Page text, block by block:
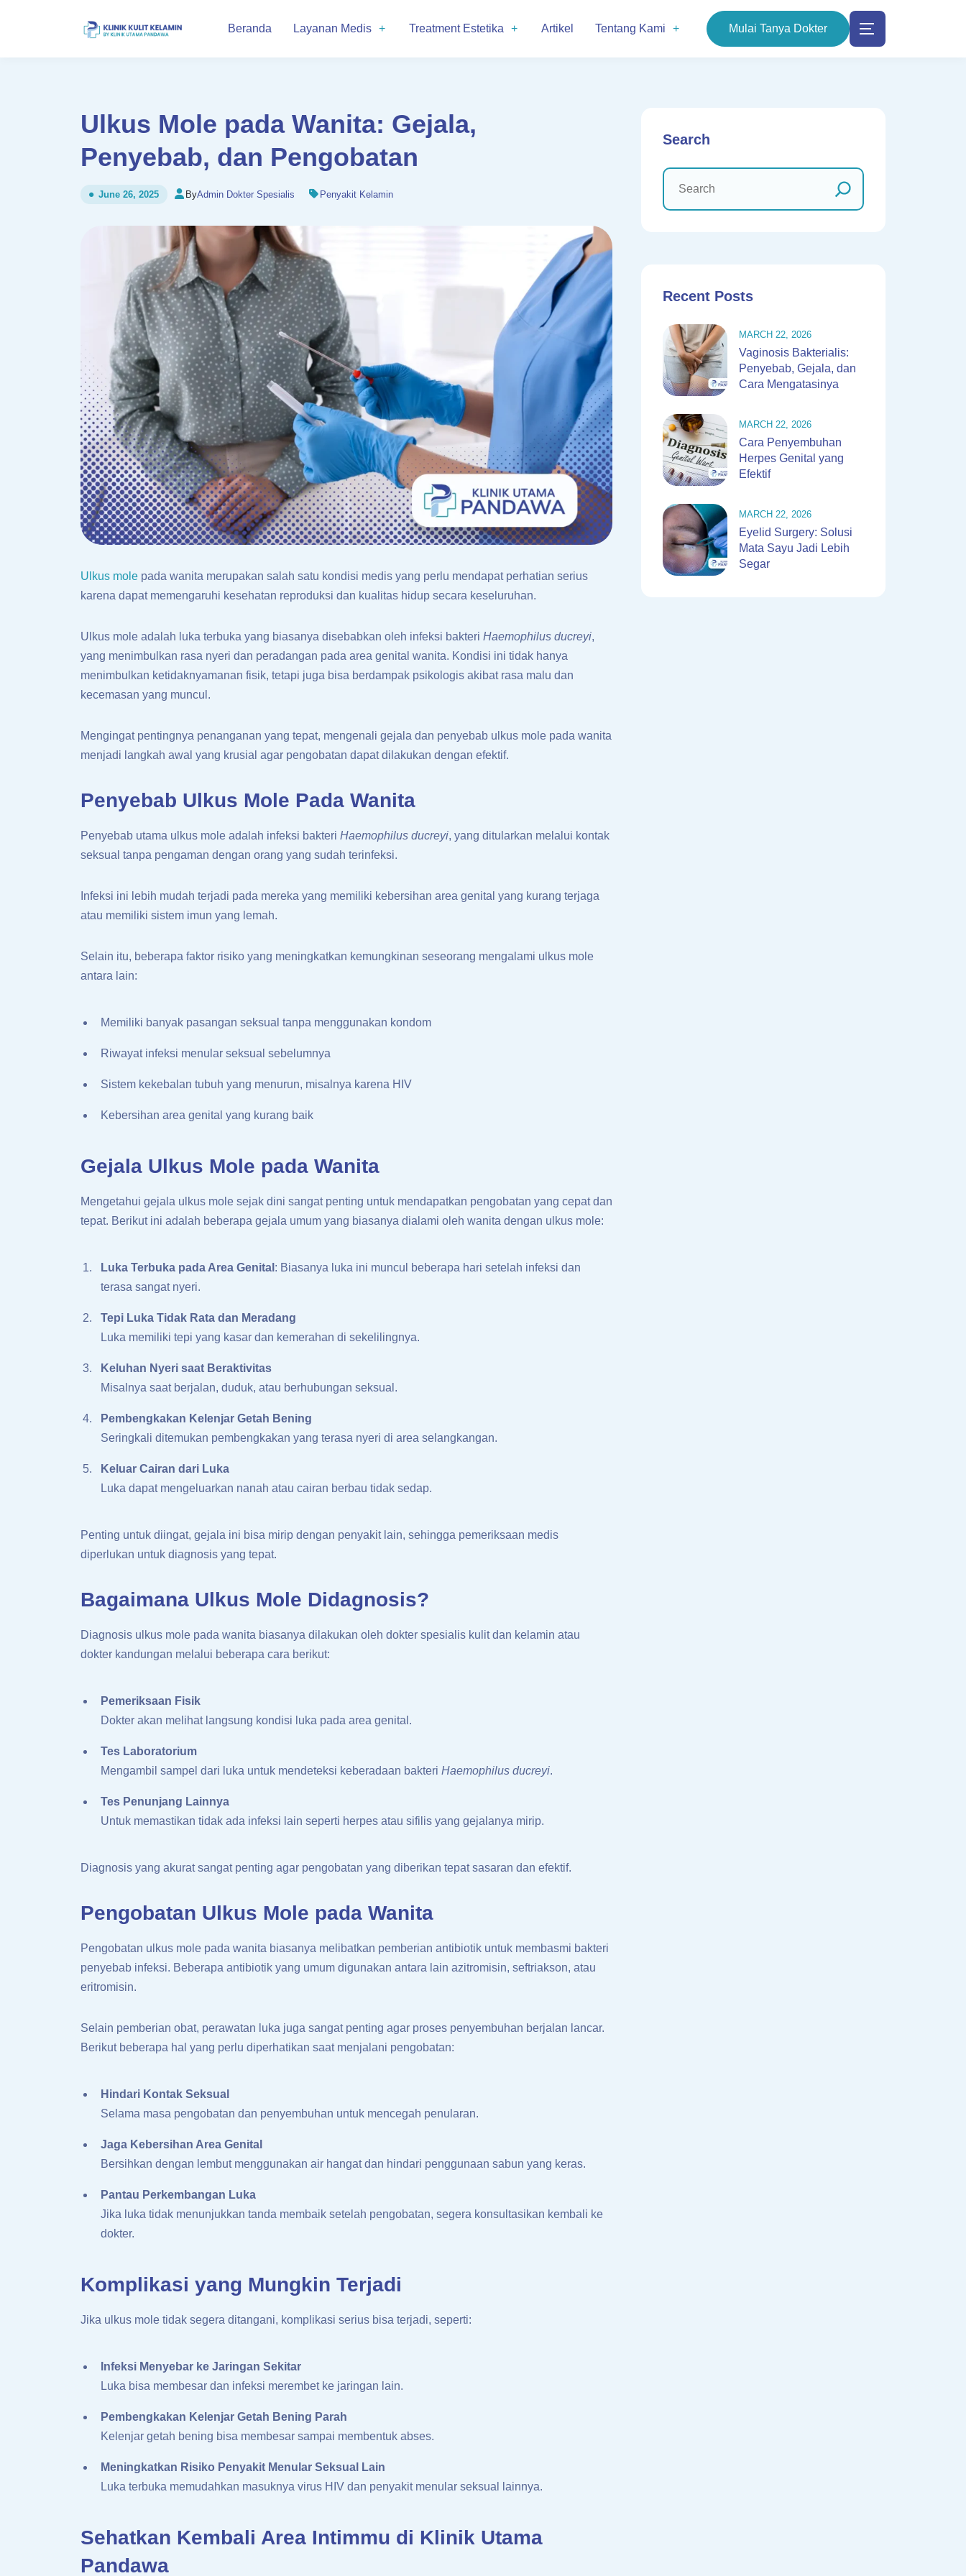
Beranda Layanan Medis Treatment Estetika Artikel Tentang Kami Mulai Tanya Dokter
Ulkus Mole pada Wanita: Gejala,
Penyebab, dan Pengobatan
June 26, 2025 ByAdmin Dokter Spesialis Penyakit Kelamin
Ulkus mole pada wanita merupakan salah satu kondisi medis yang perlu mendapat perhatian serius
karena dapat memengaruhi kesehatan reproduksi dan kualitas hidup secara keseluruhan.
Ulkus mole adalah luka terbuka yang biasanya disebabkan oleh infeksi bakteri Haemophilus ducreyi,
yang menimbulkan rasa nyeri dan peradangan pada area genital wanita. Kondisi ini tidak hanya
menimbulkan ketidaknyamanan fisik, tetapi juga bisa berdampak psikologis akibat rasa malu dan
kecemasan yang muncul.
Mengingat pentingnya penanganan yang tepat, mengenali gejala dan penyebab ulkus mole pada wanita
menjadi langkah awal yang krusial agar pengobatan dapat dilakukan dengan efektif.
Penyebab Ulkus Mole Pada Wanita
Penyebab utama ulkus mole adalah infeksi bakteri Haemophilus ducreyi, yang ditularkan melalui kontak
seksual tanpa pengaman dengan orang yang sudah terinfeksi.
Infeksi ini lebih mudah terjadi pada mereka yang memiliki kebersihan area genital yang kurang terjaga
atau memiliki sistem imun yang lemah.
Selain itu, beberapa faktor risiko yang meningkatkan kemungkinan seseorang mengalami ulkus mole
antara lain:
Memiliki banyak pasangan seksual tanpa menggunakan kondom
Riwayat infeksi menular seksual sebelumnya
Sistem kekebalan tubuh yang menurun, misalnya karena HIV
Kebersihan area genital yang kurang baik
Gejala Ulkus Mole pada Wanita
Mengetahui gejala ulkus mole sejak dini sangat penting untuk mendapatkan pengobatan yang cepat dan
tepat. Berikut ini adalah beberapa gejala umum yang biasanya dialami oleh wanita dengan ulkus mole:
Luka Terbuka pada Area Genital : Biasanya luka ini muncul beberapa hari setelah infeksi dan
terasa sangat nyeri.
Tepi Luka Tidak Rata dan Meradang
Luka memiliki tepi yang kasar dan kemerahan di sekelilingnya.
Keluhan Nyeri saat Beraktivitas
Misalnya saat berjalan, duduk, atau berhubungan seksual.
Pembengkakan Kelenjar Getah Bening
Seringkali ditemukan pembengkakan yang terasa nyeri di area selangkangan.
Keluar Cairan dari Luka
Luka dapat mengeluarkan nanah atau cairan berbau tidak sedap.
Penting untuk diingat, gejala ini bisa mirip dengan penyakit lain, sehingga pemeriksaan medis
diperlukan untuk diagnosis yang tepat.
Bagaimana Ulkus Mole Didagnosis?
Diagnosis ulkus mole pada wanita biasanya dilakukan oleh dokter spesialis kulit dan kelamin atau
dokter kandungan melalui beberapa cara berikut:
Pemeriksaan Fisik
Dokter akan melihat langsung kondisi luka pada area genital.
Tes Laboratorium
Mengambil sampel dari luka untuk mendeteksi keberadaan bakteri Haemophilus ducreyi.
Tes Penunjang Lainnya
Untuk memastikan tidak ada infeksi lain seperti herpes atau sifilis yang gejalanya mirip.
Diagnosis yang akurat sangat penting agar pengobatan yang diberikan tepat sasaran dan efektif.
Pengobatan Ulkus Mole pada Wanita
Pengobatan ulkus mole pada wanita biasanya melibatkan pemberian antibiotik untuk membasmi bakteri
penyebab infeksi. Beberapa antibiotik yang umum digunakan antara lain azitromisin, seftriakson, atau
eritromisin.
Selain pemberian obat, perawatan luka juga sangat penting agar proses penyembuhan berjalan lancar.
Berikut beberapa hal yang perlu diperhatikan saat menjalani pengobatan:
Hindari Kontak Seksual
Selama masa pengobatan dan penyembuhan untuk mencegah penularan.
Jaga Kebersihan Area Genital
Bersihkan dengan lembut menggunakan air hangat dan hindari penggunaan sabun yang keras.
Pantau Perkembangan Luka
Jika luka tidak menunjukkan tanda membaik setelah pengobatan, segera konsultasikan kembali ke
dokter.
Komplikasi yang Mungkin Terjadi
Jika ulkus mole tidak segera ditangani, komplikasi serius bisa terjadi, seperti:
Infeksi Menyebar ke Jaringan Sekitar
Luka bisa membesar dan infeksi merembet ke jaringan lain.
Pembengkakan Kelenjar Getah Bening Parah
Kelenjar getah bening bisa membesar sampai membentuk abses.
Meningkatkan Risiko Penyakit Menular Seksual Lain
Luka terbuka memudahkan masuknya virus HIV dan penyakit menular seksual lainnya.
Sehatkan Kembali Area Intimmu di Klinik Utama
Pandawa
Search
Recent Posts
MARCH 22, 2026
Vaginosis Bakterialis:
Penyebab, Gejala, dan
Cara Mengatasinya
MARCH 22, 2026
Cara Penyembuhan
Herpes Genital yang
Efektif
MARCH 22, 2026
Eyelid Surgery: Solusi
Mata Sayu Jadi Lebih
Segar